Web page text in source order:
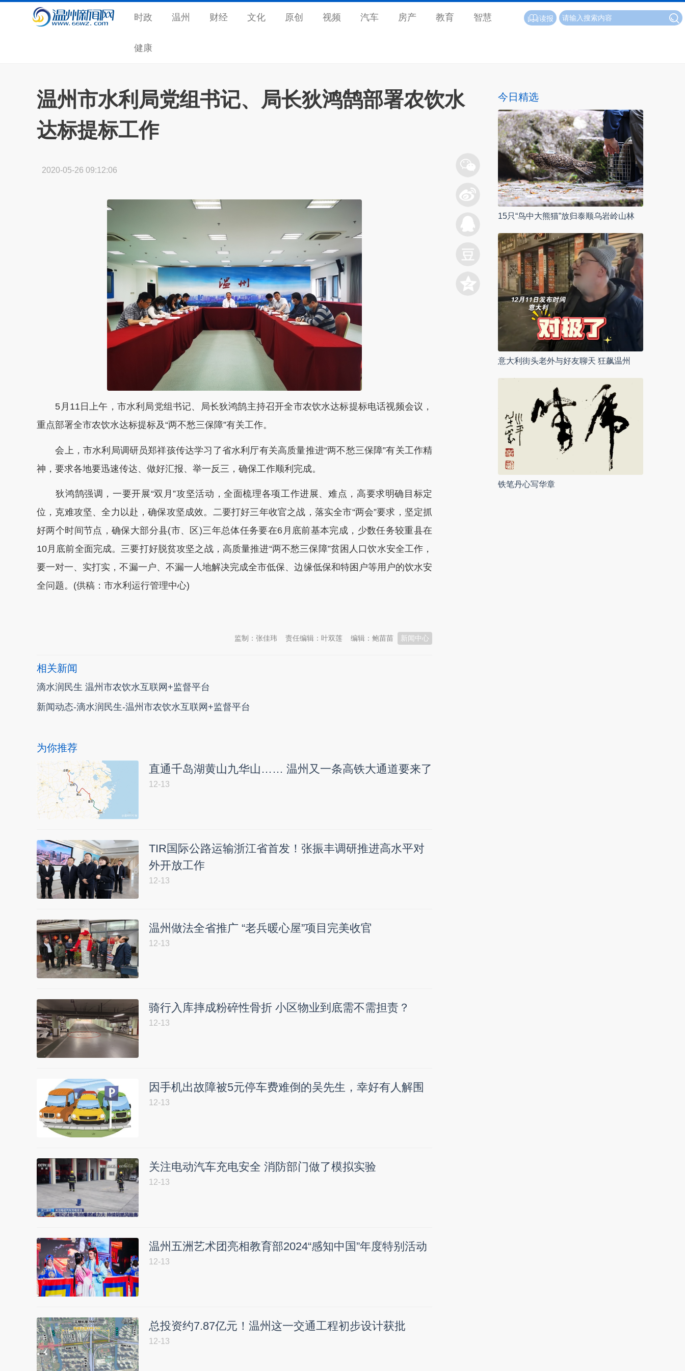
时政 温州 财经 文化 原创 视频 汽车 房产 教育 智慧
健康
读报
温州市水利局党组书记、局长狄鸿鹄部署农饮水
达标提标工作
2020-05-26 09:12:06
5月11日上午，市水利局党组书记、局长狄鸿鹄主持召开全市农饮水达标提标电话视频会议，
重点部署全市农饮水达标提标及“两不愁三保障”有关工作。
会上，市水利局调研员郑祥孩传达学习了省水利厅有关高质量推进“两不愁三保障”有关工作精
神，要求各地要迅速传达、做好汇报、举一反三，确保工作顺利完成。
狄鸿鹄强调，一要开展“双月”攻坚活动，全面梳理各项工作进展、难点，高要求明确目标定
位，克难攻坚、全力以赴，确保攻坚成效。二要打好三年收官之战，落实全市“两会”要求，坚定抓
好两个时间节点，确保大部分县(市、区)三年总体任务要在6月底前基本完成，少数任务较重县在
10月底前全面完成。三要打好脱贫攻坚之战，高质量推进“两不愁三保障”贫困人口饮水安全工作，
要一对一、实打实，不漏一户、不漏一人地解决完成全市低保、边缘低保和特困户等用户的饮水安
全问题。(供稿：市水利运行管理中心)
新闻中心
编辑：鲍苗苗
责任编辑：叶双莲
监制：张佳玮
相关新闻
滴水润民生 温州市农饮水互联网+监督平台
新闻动态-滴水润民生-温州市农饮水互联网+监督平台
为你推荐
直通千岛湖黄山九华山…… 温州又一条高铁大通道要来了
12-13
TIR国际公路运输浙江省首发！张振丰调研推进高水平对
外开放工作
12-13
温州做法全省推广 “老兵暖心屋”项目完美收官
12-13
骑行入库摔成粉碎性骨折 小区物业到底需不需担责？
12-13
因手机出故障被5元停车费难倒的吴先生，幸好有人解围
12-13
关注电动汽车充电安全 消防部门做了模拟实验
12-13
温州五洲艺术团亮相教育部2024“感知中国”年度特别活动
12-13
总投资约7.87亿元！温州这一交通工程初步设计获批
12-13
今日精选
15只“鸟中大熊猫”放归泰顺乌岩岭山林
意大利街头老外与好友聊天 狂飙温州
铁笔丹心写华章